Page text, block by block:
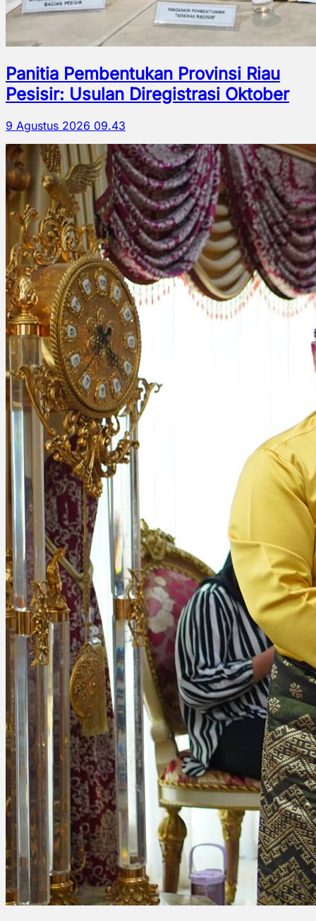
Panitia Pembentukan Provinsi Riau
Pesisir: Usulan Diregistrasi Oktober
9 Agustus 2026 09.43